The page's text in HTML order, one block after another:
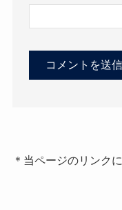
＊当ページのリンク